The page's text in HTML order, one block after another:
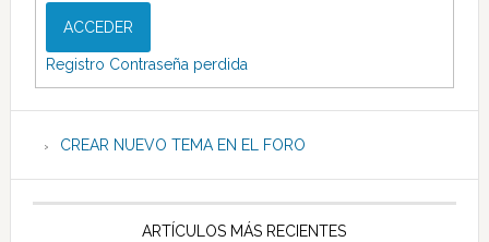
ACCEDER
Registro Contraseña perdida
CREAR NUEVO TEMA EN EL FORO
ARTÍCULOS MÁS RECIENTES